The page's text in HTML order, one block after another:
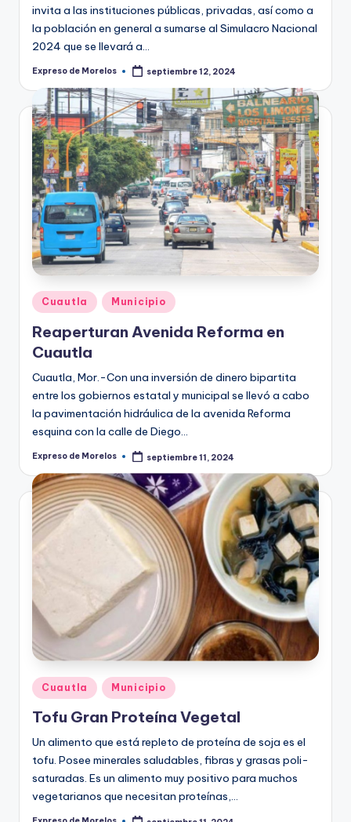
invita a las instituciones públicas, privadas, así como a
la población en general a sumarse al Simulacro Nacional
2024 que se llevará a…
Publicado
Expreso de Morelos septiembre 12, 2024
Publicado
en
Cuautla Municipio
Reaperturan Avenida Reforma en
Cuautla
Cuautla, Mor.-Con una inversión de dinero bipartita
entre los gobiernos estatal y municipal se llevó a cabo
la pavimentación hidráulica de la avenida Reforma
esquina con la calle de Diego…
Publicado
Expreso de Morelos septiembre 11, 2024
Publicado
en
Cuautla Municipio
Tofu Gran Proteína Vegetal
Un alimento que está repleto de proteína de soja es el
tofu. Posee minerales saludables, fibras y grasas poli-
saturadas. Es un alimento muy positivo para muchos
vegetarianos que necesitan proteínas,…